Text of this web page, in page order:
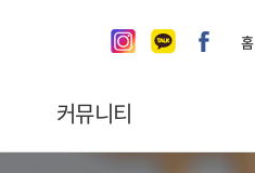
홈
커뮤니티